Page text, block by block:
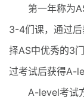
第一年称为AS
3-4们课，通过
择AS中优秀的3
过考试后获得A-
A-level考试方